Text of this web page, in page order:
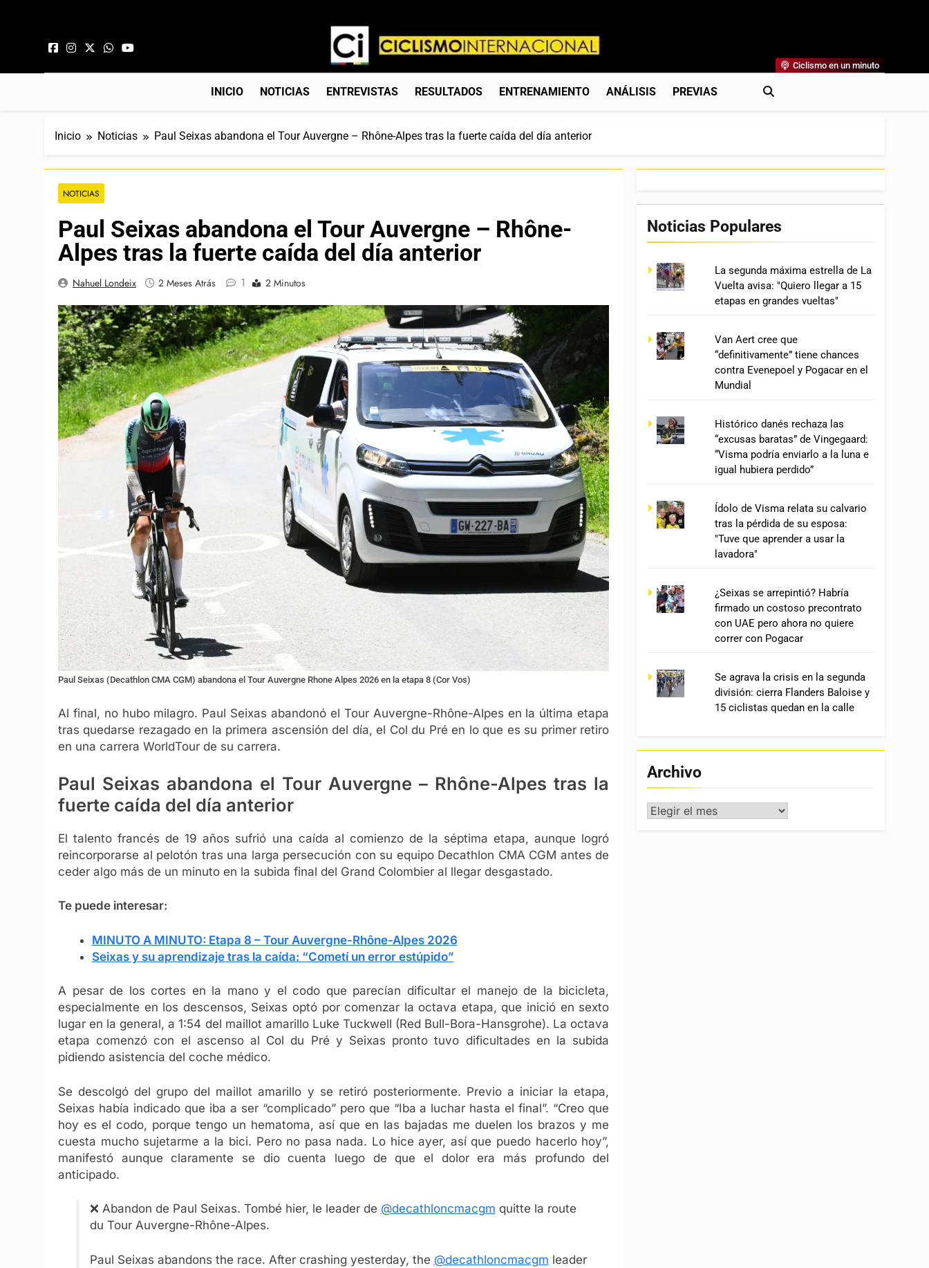
Ciclismo Internacional
Web Dedicada Al Ciclismo Mundial. Entrevistas, Análisis, Crónicas, Previas Y Más. La Web Ciclista De Referencia.
Ciclismo en un minuto
INICIO NOTICIAS ENTREVISTAS RESULTADOS ENTRENAMIENTO ANÁLISIS PREVIAS
Inicio Noticias Paul Seixas abandona el Tour Auvergne – Rhône-Alpes tras la fuerte caída del día anterior
NOTICIAS
Paul Seixas abandona el Tour Auvergne – Rhône-
Alpes tras la fuerte caída del día anterior
Nahuel Londeix 2 Meses Atrás 1 2 Minutos
Paul Seixas (Decathlon CMA CGM) abandona el Tour Auvergne Rhone Alpes 2026 en la etapa 8 (Cor Vos)
Al final, no hubo milagro. Paul Seixas abandonó el Tour Auvergne-Rhône-Alpes en la última etapa
tras quedarse rezagado en la primera ascensión del día, el Col du Pré en lo que es su primer retiro
en una carrera WorldTour de su carrera.
Paul Seixas abandona el Tour Auvergne – Rhône-Alpes tras la
fuerte caída del día anterior
El talento francés de 19 años sufrió una caída al comienzo de la séptima etapa, aunque logró
reincorporarse al pelotón tras una larga persecución con su equipo Decathlon CMA CGM antes de
ceder algo más de un minuto en la subida final del Grand Colombier al llegar desgastado.
Te puede interesar:
MINUTO A MINUTO: Etapa 8 – Tour Auvergne-Rhône-Alpes 2026
Seixas y su aprendizaje tras la caída: “Cometí un error estúpido”
A pesar de los cortes en la mano y el codo que parecían dificultar el manejo de la bicicleta,
especialmente en los descensos, Seixas optó por comenzar la octava etapa, que inició en sexto
lugar en la general, a 1:54 del maillot amarillo Luke Tuckwell (Red Bull-Bora-Hansgrohe). La octava
etapa comenzó con el ascenso al Col du Pré y Seixas pronto tuvo dificultades en la subida
pidiendo asistencia del coche médico.
Se descolgó del grupo del maillot amarillo y se retiró posteriormente. Previo a iniciar la etapa,
Seixas había indicado que iba a ser “complicado” pero que “Iba a luchar hasta el final”. “Creo que
hoy es el codo, porque tengo un hematoma, así que en las bajadas me duelen los brazos y me
cuesta mucho sujetarme a la bici. Pero no pasa nada. Lo hice ayer, así que puedo hacerlo hoy”,
manifestó aunque claramente se dio cuenta luego de que el dolor era más profundo del
anticipado.
❌ Abandon de Paul Seixas. Tombé hier, le leader de @decathloncmacgm quitte la route
du Tour Auvergne-Rhône-Alpes.
Paul Seixas abandons the race. After crashing yesterday, the @decathloncmacgm leader
Noticias Populares
La segunda máxima estrella de La
Vuelta avisa: "Quiero llegar a 15
etapas en grandes vueltas"
Van Aert cree que
“definitivamente” tiene chances
contra Evenepoel y Pogacar en el
Mundial
Histórico danés rechaza las
“excusas baratas” de Vingegaard:
“Visma podría enviarlo a la luna e
igual hubiera perdido”
Ídolo de Visma relata su calvario
tras la pérdida de su esposa:
"Tuve que aprender a usar la
lavadora"
¿Seixas se arrepintió? Habría
firmado un costoso precontrato
con UAE pero ahora no quiere
correr con Pogacar
Se agrava la crisis en la segunda
división: cierra Flanders Baloise y
15 ciclistas quedan en la calle
Archivo
Archivo